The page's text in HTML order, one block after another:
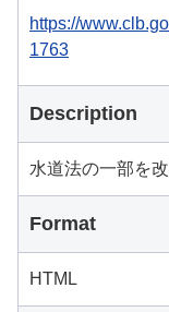
https://
1763
Description
水道法の一部を
Format
HTML